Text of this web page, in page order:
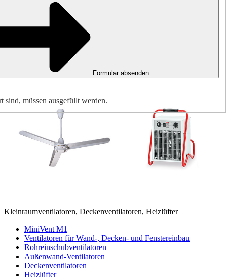
Kleinraumventilatoren, Deckenventilatoren, Heizlüfter
MiniVent M1
Ventilatoren für Wand-, Decken- und Fenstereinbau
Rohreinschubventilatoren
Außenwand-Ventilatoren
Deckenventilatoren
Heizlüfter
Formular absenden
sind, müssen ausgefüllt werden.